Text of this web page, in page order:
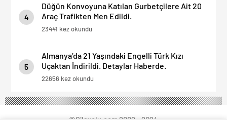
4
Düğün Konvoyuna Katılan Gurbetçilere Ait 20
Araç Trafikten Men Edildi.
23441 kez okundu
5
Almanya’da 21 Yaşındaki Engelli Türk Kızı
Uçaktan İndirildi. Detaylar Haberde.
22656 kez okundu